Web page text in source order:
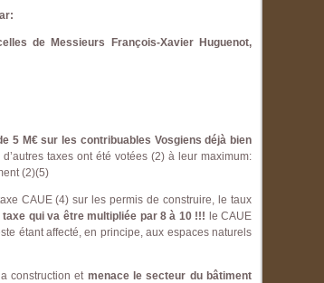
de Messieurs François-Xavier Huguenot,
5 M€ sur les contribuables Vosgiens déjà bien
taxes ont été votées (2) à leur maximum:
(2)(5)
CAUE (4) sur les permis de construire, le taux
taxe qui va être multipliée par 8 à 10 !!! le CAUE
étant affecté, en principe, aux espaces naturels
construction et menace le secteur du bâtiment